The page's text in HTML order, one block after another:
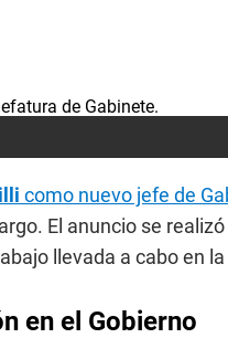
como nuevo jefe de
El anuncio se
llevada a cabo en
en el Gobierno